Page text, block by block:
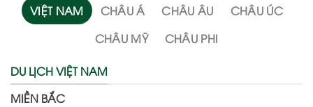
VIỆT NAM CHÂU Á CHÂU ÂU
CHÂU ÚC
CHÂU MỸ
CHÂU PHI
DU LỊCH VIỆT NAM
MIỀN BẮC